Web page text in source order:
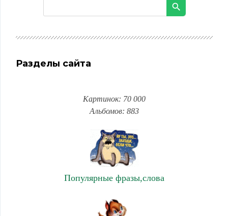
Разделы сайта
Картинок: 70 000
Альбомов: 883
Популярные фразы,слова